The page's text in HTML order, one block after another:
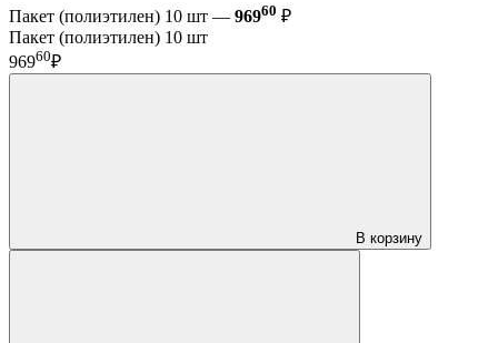
Пакет (полиэтилен) 10 шт — 96960 ₽
Пакет (полиэтилен) 10 шт
96960₽
В корзину